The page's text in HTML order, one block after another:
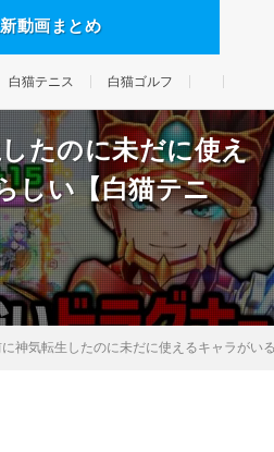
動画まとめ
白猫テニス 白猫ゴルフ
たのに未だに使え
しい【白猫テニ
神気転生したのに未だに使えるキャラがい